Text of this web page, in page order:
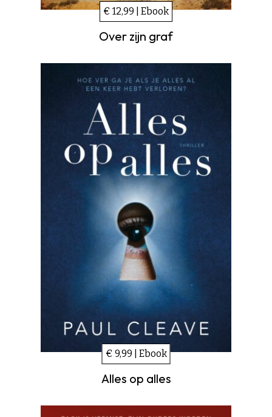
€ 12,99 | Ebook
Over zijn graf
€ 9,99 | Ebook
Alles op alles